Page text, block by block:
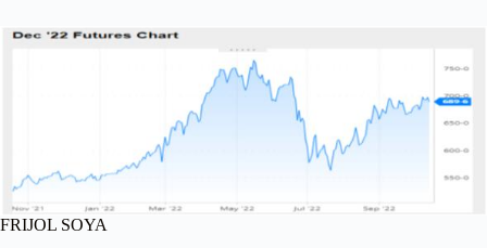
FRIJOL SOYA